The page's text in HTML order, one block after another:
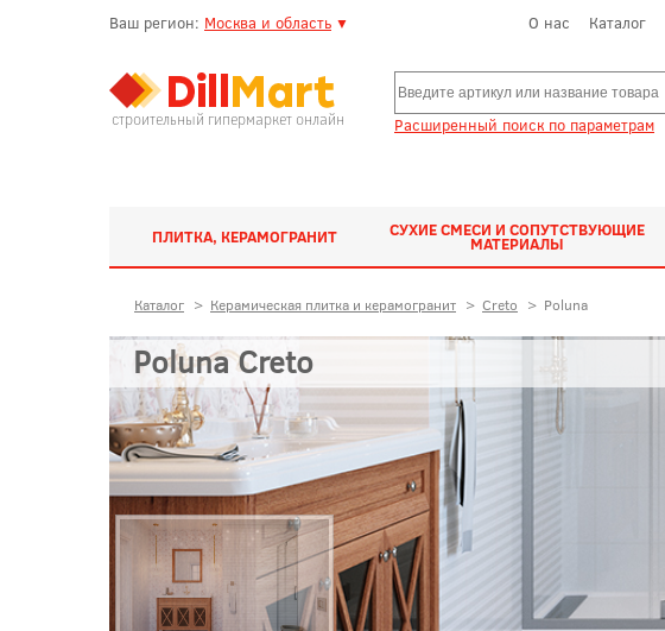
Ваш регион: Москва и область ▼ О нас Каталог
строительный гипермаркет онлайн Расширенный поиск по параметрам
ПЛИТКА, КЕРАМОГРАНИТ СУХИЕ СМЕСИ И СОПУТСТВУЮЩИЕ
МАТЕРИАЛЫ
Каталог > Керамическая плитка и керамогранит > Creto > Poluna
Poluna Creto